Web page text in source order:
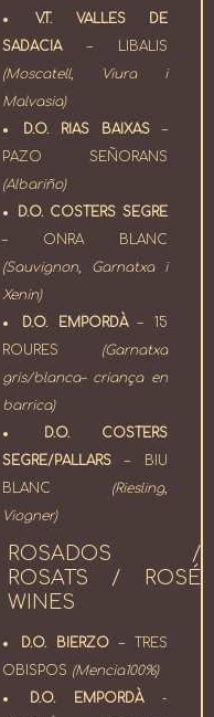
V.T. VALLES DE
SADACIA– LIBALIS
(Moscatell, Viura i
Malvasia)
D.O. RIAS BAIXAS –
PAZO SEÑORANS
(Albariño)
D.O. COSTERS SEGRE
– ONRA BLANC
(Sauvignon, Garnatxa i
Xenin)
D.O. EMPORDÀ– 15
ROURES (Garnatxa
gris/blanca– criança en
barrica)
D.O. COSTERS
SEGRE/PALLARS– BIU
BLANC (Riesling,
Viogner)
ROSADOS /
ROSATS / ROSÉ
WINES
D.O. BIERZO – TRES
OBISPOS (Mencia100%)
D.O. EMPORDÀ-